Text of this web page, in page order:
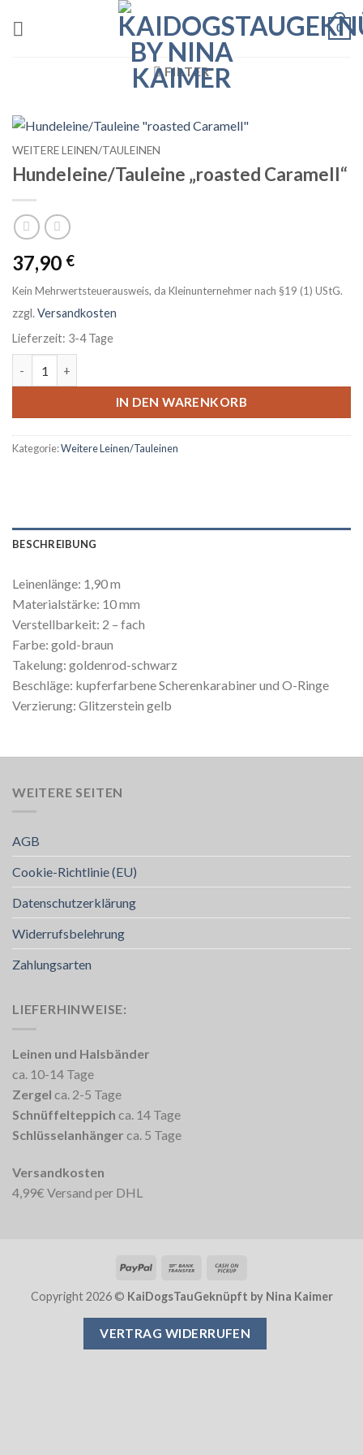
0
FILTER
WEITERE LEINEN/TAULEINEN
Hundeleine/Tauleine „roasted Caramell“
37,90 €
Kein Mehrwertsteuerausweis, da Kleinunternehmer nach §19 (1) UStG.
zzgl.Versandkosten
Lieferzeit: 3-4 Tage
IN DEN WARENKORB
Kategorie:Weitere Leinen/Tauleinen
BESCHREIBUNG
Leinenlänge: 1,90 m
Materialstärke: 10 mm
Verstellbarkeit: 2 – fach
Farbe: gold-braun
Takelung: goldenrod-schwarz
Beschläge: kupferfarbene Scherenkarabiner und O-Ringe
Verzierung: Glitzerstein gelb
WEITERE SEITEN
AGB
Cookie-Richtlinie (EU)
Datenschutzerklärung
Widerrufsbelehrung
Zahlungsarten
LIEFERHINWEISE:
Leinen und Halsbänder
ca. 10-14 Tage
Zergel ca. 2-5 Tage
Schnüffelteppich ca. 14 Tage
Schlüsselanhänger ca. 5 Tage
Versandkosten
4,99€ Versand per DHL
PayPal
Bank
Pickup
Copyright 2026 © KaiDogsTauGeknüpft by Nina Kaimer
VERTRAG WIDERRUFEN